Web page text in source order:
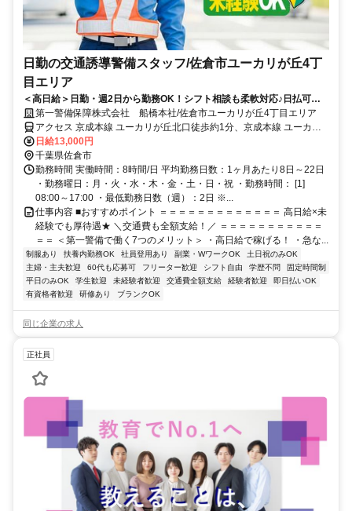
日勤の交通誘導警備スタッフ/佐倉市ユーカリが丘4丁
目エリア
＜高日給＞日勤・週2日から勤務OK！シフト相談も柔軟対応♪日払可◎
未経験歓迎★
第一警備保障株式会社 船橋本社/佐倉市ユーカリが丘4丁目エリア
アクセス 京成本線 ユーカリが丘北口徒歩約1分、京成本線 ユーカリ
が丘北口徒歩約1分、山万ユーカリが丘線 地区センター徒歩約7分 直
行直帰OK＊交通費全額支給＊
日給13,000円
千葉県佐倉市
勤務時間 実働時間：8時間/日 平均勤務日数：1ヶ月あたり8日～22日
・勤務曜日：月・火・水・木・金・土・日・祝 ・勤務時間： [1]
08:00～17:00 ・最低勤務日数（週）：2日 ※...
仕事内容 ■おすすめポイント ＝＝＝＝＝＝＝＝＝＝＝＝＝ 高日給×未
経験でも厚待遇★ ＼交通費も全額支給！／ ＝＝＝＝＝＝＝＝＝＝＝
＝＝ ＜第一警備で働く7つのメリット＞ ・高日給で稼げる！ ・急な...
制服あり 扶養内勤務OK 社員登用あり 副業・WワークOK
土日祝のみOK
主婦・主夫歓迎
60代も応募可 フリーター歓迎 シフト自由 学歴不問
固定時間制
平日のみOK
学生歓迎 未経験者歓迎 交通費全額支給 経験者歓迎
即日払いOK
有資格者歓迎
研修あり ブランクOK
同じ企業の求人
正社員